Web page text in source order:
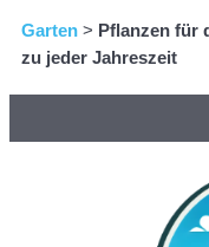
Garten > Pflanzen für
zu jeder Jahreszeit